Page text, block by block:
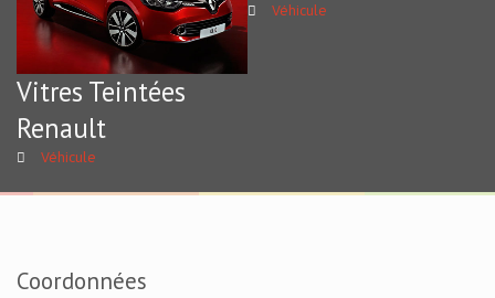
Vitres Teintées
Renault
Véhicule
Véhicule
Coordonnées